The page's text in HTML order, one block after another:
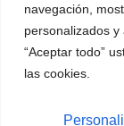
navegación,
personalizados
“Aceptar todo”
las cookies.